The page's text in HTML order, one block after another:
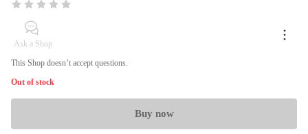
Ask a Shop
This Shop doesn’t accept questions.
Out of stock
Buy now